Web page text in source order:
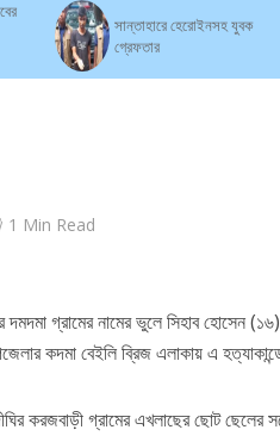
সান্তাহারে হেরোইনসহ যুবক
গ্রেফতার
1 Min Read
দমদমা গ্রামের নামের ভুলে সিহাব হোসেন
কদমা বেইলি ব্রিজ এলাকায় এ
করজবাড়ী গ্রামের এখলাছের ছোট ছেলের